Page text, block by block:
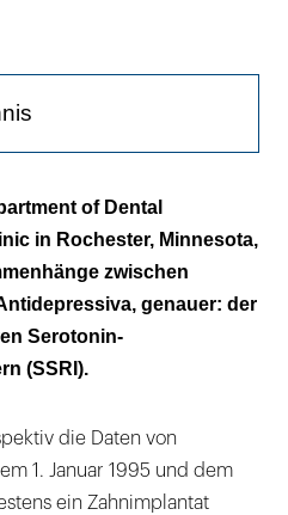
hemmt dieof Dental
in Rochester, Minnesota,
zwischen
genauer: der
Serotonin-
(SSRI).
die Daten von
1. Januar 1995 und dem
ein Zahnimplantat